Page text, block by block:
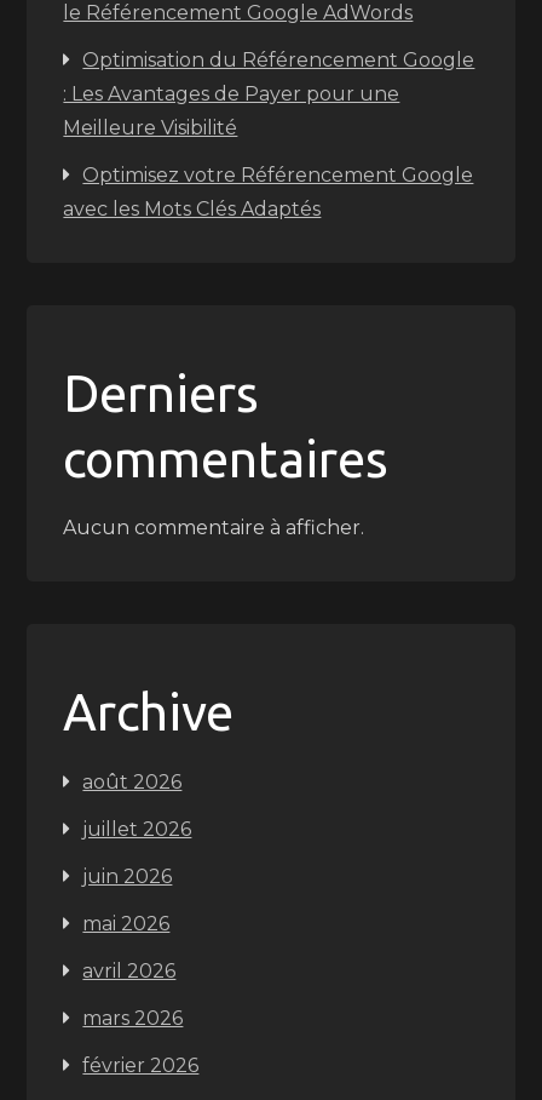
le Référencement Google AdWords
Optimisation du Référencement Google
: Les Avantages de Payer pour une
Meilleure Visibilité
Optimisez votre Référencement Google
avec les Mots Clés Adaptés
Derniers
commentaires
Aucun commentaire à afficher.
Archive
août 2026
juillet 2026
juin 2026
mai 2026
avril 2026
mars 2026
février 2026